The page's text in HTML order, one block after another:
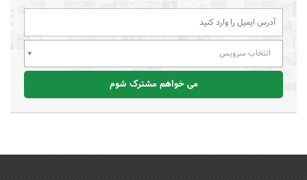
انتخاب سرویس
می خواهم مشترک شوم